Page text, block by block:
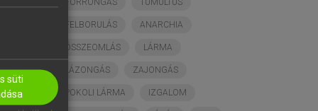
FORRONGÁS TUMULTUS
FELBORULÁS ANARCHIA
ÖSSZEOMLÁS LÁRMA
LÁZONGÁS ZAJONGÁS
POKOLI LÁRMA IZGALOM
süti